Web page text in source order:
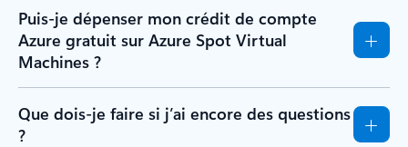
Puis-je dépenser mon crédit de compte
Azure gratuit sur Azure Spot Virtual
Machines ?
Que dois-je faire si j’ai encore des questions
?